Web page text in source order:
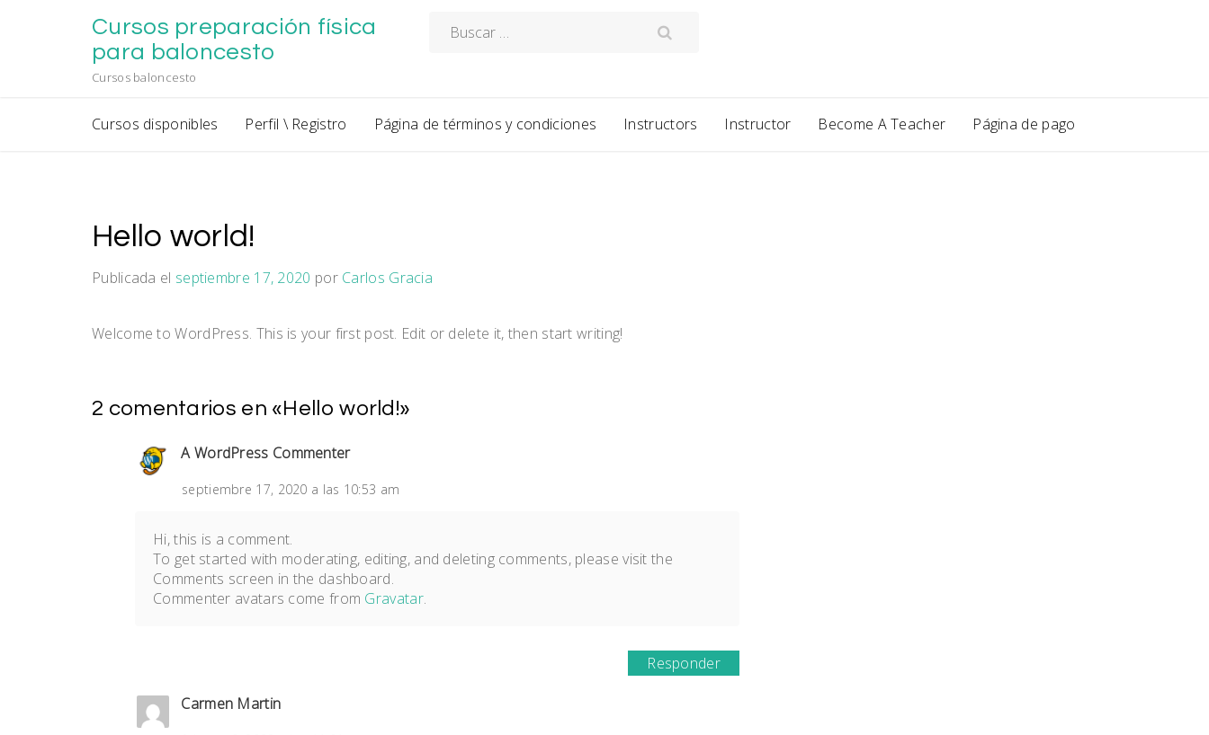
Cursos preparación física
para baloncesto
Cursos baloncesto
Cursos disponibles Perfil \ Registro Página de términos y condiciones Instructors Instructor Become A Teacher Página de pago
Hello world!
Publicada el septiembre 17, 2020 por Carlos Gracia
Welcome to WordPress. This is your first post. Edit or delete it, then start writing!
2 comentarios en «Hello world!»
A WordPress Commenter
septiembre 17, 2020 a las 10:53 am
Hi, this is a comment.
To get started with moderating, editing, and deleting comments, please visit the
Comments screen in the dashboard.
Commenter avatars come from Gravatar.
Responder
Carmen Martin